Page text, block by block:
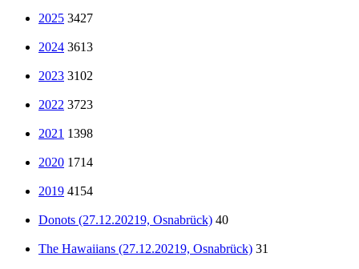
2025 3427
2024 3613
2023 3102
2022 3723
2021 1398
2020 1714
2019 4154
Donots (27.12.20219, Osnabrück) 40
The Hawaiians (27.12.20219, Osnabrück) 31